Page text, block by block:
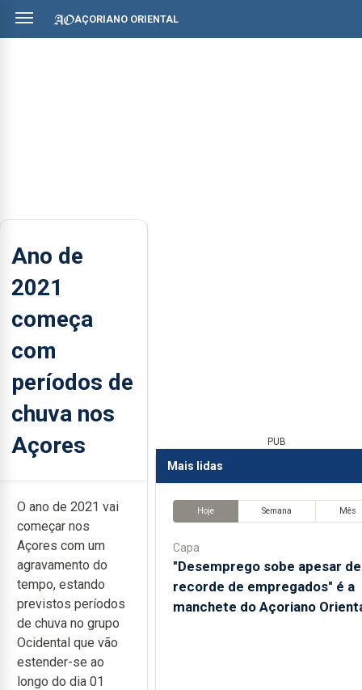
AÇORIANO ORIENTAL
Ano de
2021
começa
com
períodos de
chuva nos
Açores
O ano de 2021 vai
começar nos
Açores com um
agravamento do
tempo, estando
previstos períodos
de chuva no grupo
Ocidental que vão
estender-se ao
longo do dia 01
PUB
Mais lidas
Hoje Semana Mês
Capa
"Desemprego sobe apesar de
recorde de empregados" é a
manchete do Açoriano